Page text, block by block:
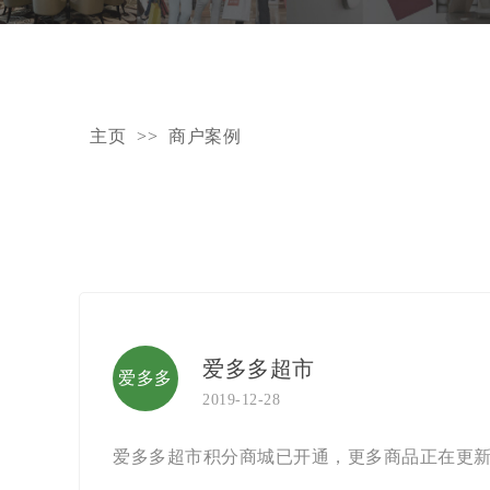
主页 >> 商户案例
爱多多 爱多多超市
2019-12-28
爱多多超市积分商城已开通，更多商品正在更